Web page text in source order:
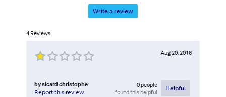
Write a review
4 Reviews
Aug 20, 2018
bysicard christophe
Report this review
0people
found this helpful
Helpful